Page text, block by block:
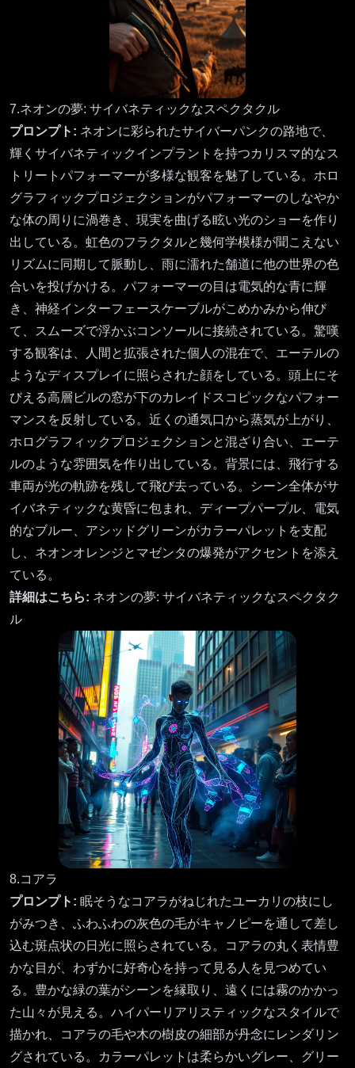
7.ネオンの夢: サイバネティックなスペクタクル
プロンプト: ネオンに彩られたサイバーパンクの路地で、
輝くサイバネティックインプラントを持つカリスマ的なス
トリートパフォーマーが多様な観客を魅了している。ホロ
グラフィックプロジェクションがパフォーマーのしなやか
な体の周りに渦巻き、現実を曲げる眩い光のショーを作り
出している。虹色のフラクタルと幾何学模様が聞こえない
リズムに同期して脈動し、雨に濡れた舗道に他の世界の色
合いを投げかける。パフォーマーの目は電気的な青に輝
き、神経インターフェースケーブルがこめかみから伸び
て、スムーズで浮かぶコンソールに接続されている。驚嘆
する観客は、人間と拡張された個人の混在で、エーテルの
ようなディスプレイに照らされた顔をしている。頭上にそ
びえる高層ビルの窓が下のカレイドスコピックなパフォー
マンスを反射している。近くの通気口から蒸気が上がり、
ホログラフィックプロジェクションと混ざり合い、エーテ
ルのような雰囲気を作り出している。背景には、飛行する
車両が光の軌跡を残して飛び去っている。シーン全体がサ
イバネティックな黄昏に包まれ、ディープパープル、電気
的なブルー、アシッドグリーンがカラーパレットを支配
し、ネオンオレンジとマゼンタの爆発がアクセントを添え
ている。
詳細はこちら: ネオンの夢: サイバネティックなスペクタク
ル
8.コアラ
プロンプト: 眠そうなコアラがねじれたユーカリの枝にし
がみつき、ふわふわの灰色の毛がキャノピーを通して差し
込む斑点状の日光に照らされている。コアラの丸く表情豊
かな目が、わずかに好奇心を持って見る人を見つめてい
る。豊かな緑の葉がシーンを縁取り、遠くには霧のかかっ
た山々が見える。ハイパーリアリスティックなスタイルで
描かれ、コアラの毛や木の樹皮の細部が丹念にレンダリン
グされている。カラーパレットは柔らかいグレー、グリー